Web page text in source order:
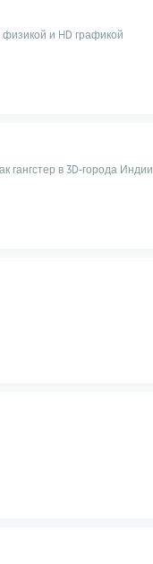
и HD графикой
гангстер в 3D-города Индии